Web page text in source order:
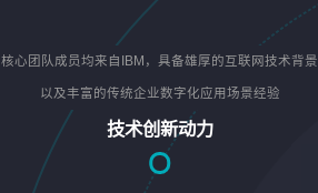
核心团队成员均来自IBM，具备雄厚的互联网技术背景
以及丰富的传统企业数字化应用场景经验
技术创新动力